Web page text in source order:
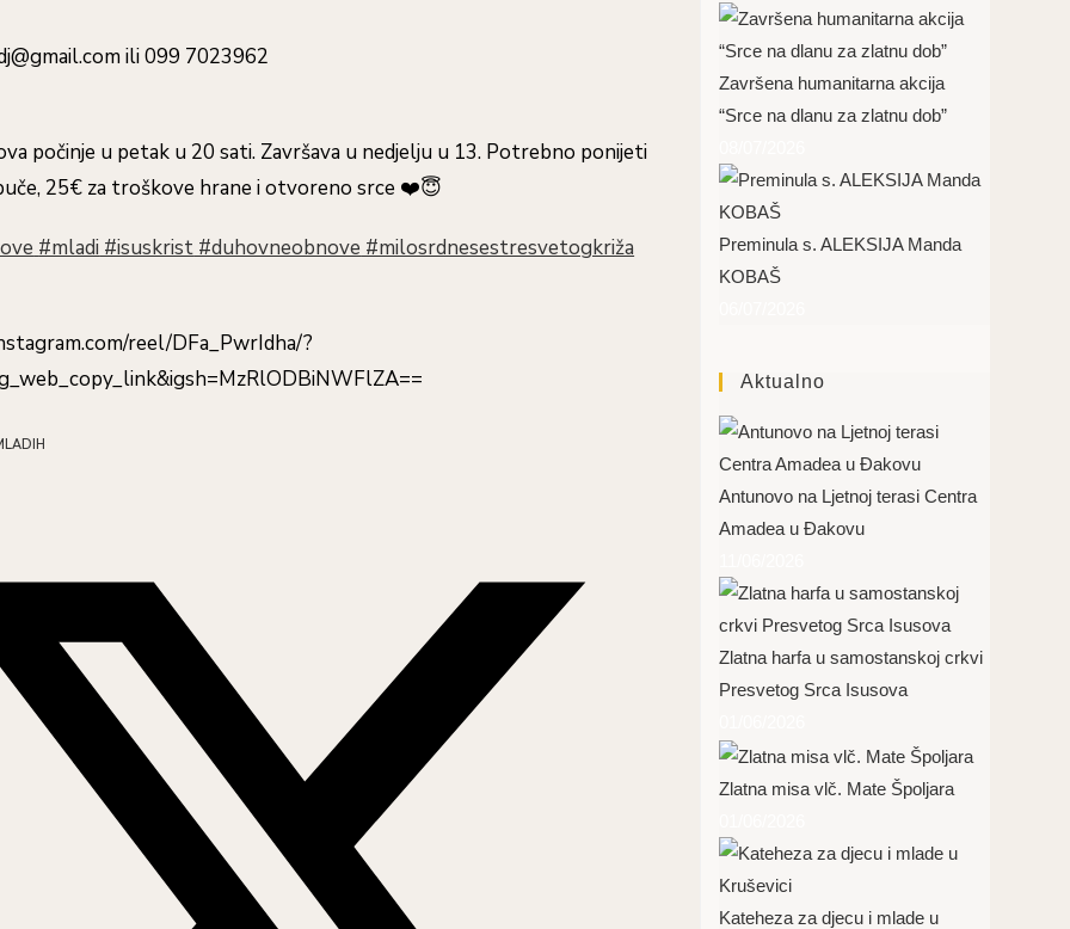
ili 099 7023962
počinje u petak u 20 sati. Završava u nedjelju u 13. Potrebno ponijeti
25€ za troškove hrane i otvoreno srce ❤️😇
#mladi #isuskrist #duhovneobnove #milosrdnesestresvetogkriža
reel/DFa_PwrIdha/?
Završena humanitarna akcija
“Srce na dlanu za zlatnu dob”
Preminula s. ALEKSIJA Manda
KOBAŠ
Aktualno
Antunovo na Ljetnoj terasi Centra
Amadea u Đakovu
Zlatna harfa u samostanskoj crkvi
Presvetog Srca Isusova
Zlatna misa vlč. Mate Špoljara
Kateheza za djecu i mlade u